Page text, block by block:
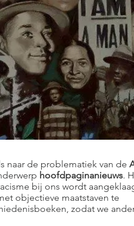
naar de problematiek van de
hoofdpaginanieuws.
bij ons wordt
objectieve maatstaven te
zodat we